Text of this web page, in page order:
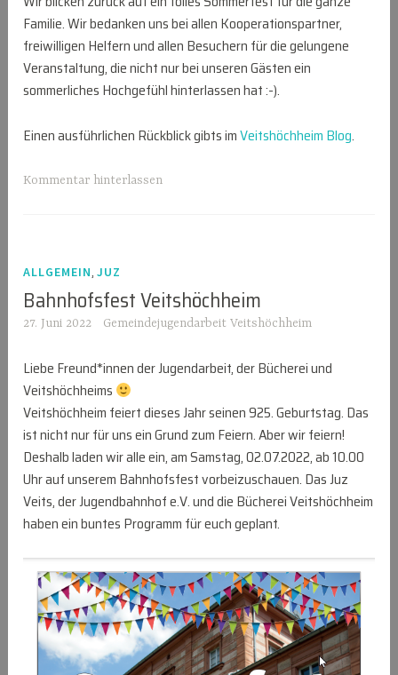
Familie. Wir bedanken uns bei allen Kooperationspartner,
freiwilligen Helfern und allen Besuchern für die gelungene
Veranstaltung, die nicht nur bei unseren Gästen ein
sommerliches Hochgefühl hinterlassen hat :-).
Einen ausführlichen Rückblick gibts imVeitshöchheim Blog.
Kommentar hinterlassen
ALLGEMEIN,JUZ
Bahnhofsfest Veitshöchheim
27. Juni 2022 Gemeindejugendarbeit Veitshöchheim
Liebe Freund*innen der Jugendarbeit, der Bücherei und
Veitshöchheims
Veitshöchheim feiert dieses Jahr seinen 925. Geburtstag. Das
ist nicht nur für uns ein Grund zum Feiern. Aber wir feiern!
Deshalb laden wir alle ein, am Samstag, 02.07.2022, ab 10.00
Uhr auf unserem Bahnhofsfest vorbeizuschauen. Das Juz
Veits, der Jugendbahnhof e.V. und die Bücherei Veitshöchheim
haben ein buntes Programm für euch geplant.